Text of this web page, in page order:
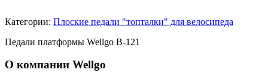
Категории: Плоские педали "топталки" для велосипеда
Педали платформы Wellgo B-121
О компании Wellgo